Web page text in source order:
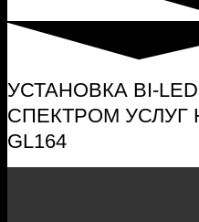
УСТАНОВКА BI-
СПЕКТРОМ УСЛУГ
GL164